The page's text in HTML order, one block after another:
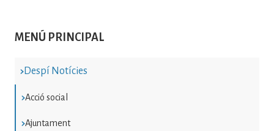
MENÚ PRINCIPAL
Despí Notícies
Acció social
Ajuntament